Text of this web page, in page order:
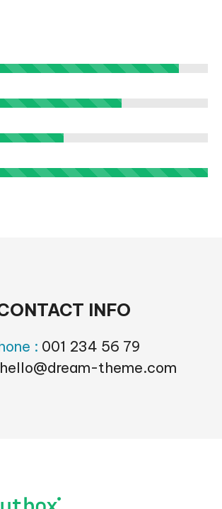
INFO
: 001 234 56 79
hello@dream-theme.com